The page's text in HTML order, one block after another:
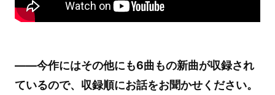
――今作にはその他にも6曲もの新曲が収録され
ているので、収録順にお話をお聞かせください。